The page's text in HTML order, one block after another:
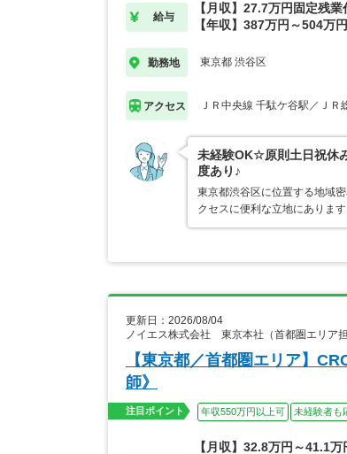
給与
【月収】27.7万円固定残
【年収】387万円～504万円
勤務地 東京都 渋谷区
アクセス ＪＲ中央線 千駄ケ谷駅／Ｊ
未経験OK☆原則土日祝休
度あり♪
東京都渋谷区に位置する地域
クセスに便利な立地にありま
更新日：2026/08/04
ノイエス株式会社 東京本社（首都圏エリア
【東京都／首都圏エリア】
師》
注目ポイント 年収550万円以上可 未経験者も
【月収】32.8万円～41.1万